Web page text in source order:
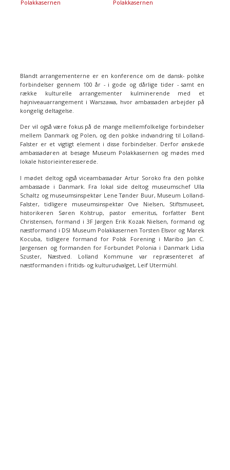
Blandt arrangementerne er en konference om de dansk- polske
forbindelser gennem 100 år - i gode og dårlige tider - samt en
række kulturelle arrangementer kulminerende med et
højniveauarrangement i Warszawa, hvor ambassaden arbejder på
kongelig deltagelse.
Der vil også være fokus på de mange mellemfolkelige forbindelser
mellem Danmark og Polen, og den polske indvandring til Lolland-
Falster er et vigtigt element i disse forbindelser. Derfor ønskede
ambassadøren at besøge Museum Polakkasernen og mødes med
lokale historieinteresserede.
I mødet deltog også viceambassadør Artur Soroko fra den polske
ambassade i Danmark. Fra lokal side deltog museumschef Ulla
Schaltz og museumsinspektør Lene Tønder Buur, Museum Lolland-
Falster, tidligere museumsinspektør Ove Nielsen, Stiftsmuseet,
historikeren Søren Kolstrup, pastor emeritus, forfatter Bent
Christensen, formand i 3F Jørgen Erik Kozak Nielsen, formand og
næstformand i DSI Museum Polakkasernen Torsten Elsvor og Marek
Kocuba, tidligere formand for Polsk Forening i Maribo Jan C.
Jørgensen og formanden for Forbundet Polonia i Danmark Lidia
Szuster, Næstved. Lolland Kommune var repræsenteret af
næstformanden i fritids- og kulturudvalget, Leif Utermühl.